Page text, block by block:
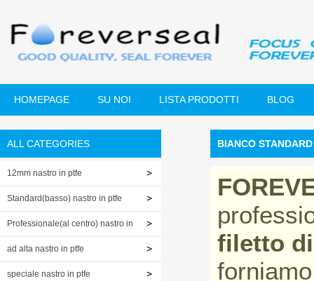
HOMEPAGE SU NOI LISTA PRODOTTI BLOG
ALL CATEGORIES
12mm nastro in ptfe
Standard(basso) nastro in ptfe
Professionale(al centro) nastro in
ptfe
ad alta nastro in ptfe
speciale nastro in ptfe
BIANCO
filetto